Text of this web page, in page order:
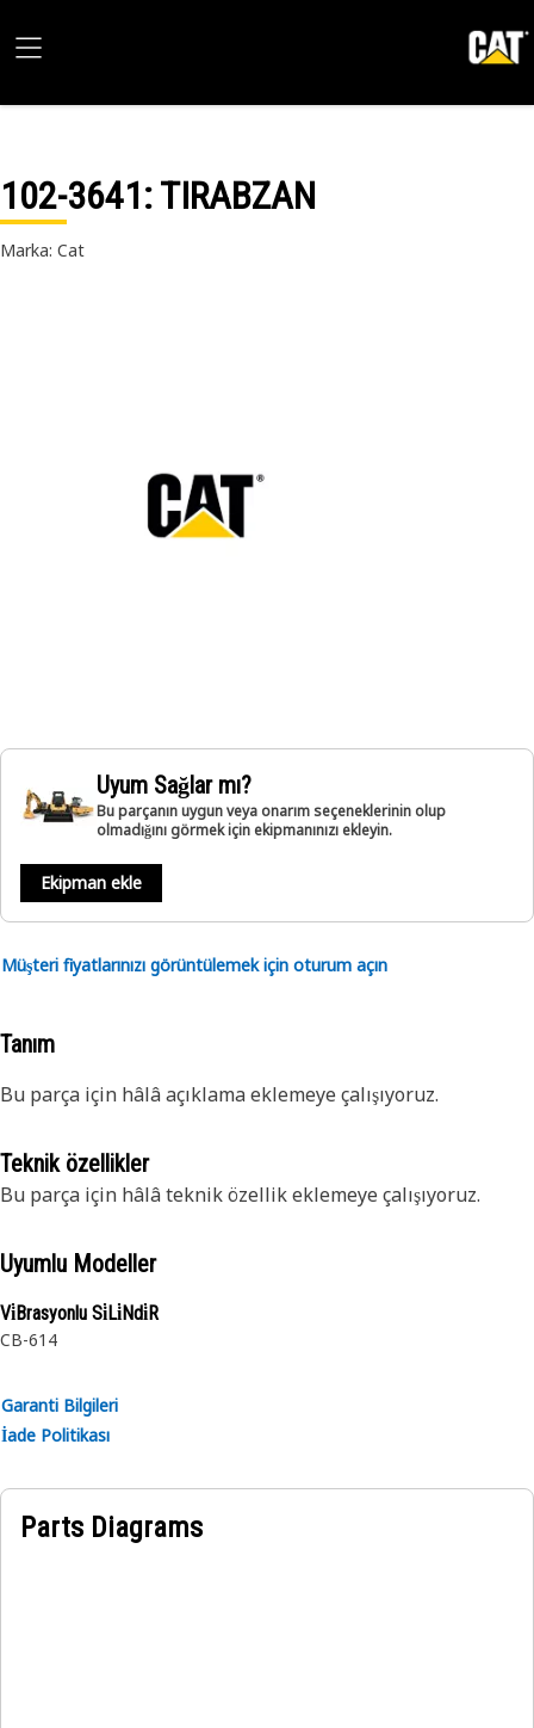
102-3641: TIRABZAN
Marka: Cat
Uyum Sağlar mı?
Bu parçanın uygun veya onarım seçeneklerinin olup
olmadığını görmek için ekipmanınızı ekleyin.
Ekipman ekle
Müşteri fiyatlarınızı görüntülemek için oturum açın
Tanım
Bu parça için hâlâ açıklama eklemeye çalışıyoruz.
Teknik özellikler
Bu parça için hâlâ teknik özellik eklemeye çalışıyoruz.
Uyumlu Modeller
Vi̇Brasyonlu Si̇Li̇Ndi̇R
CB-614
Garanti Bilgileri
İade Politikası
Parts Diagrams